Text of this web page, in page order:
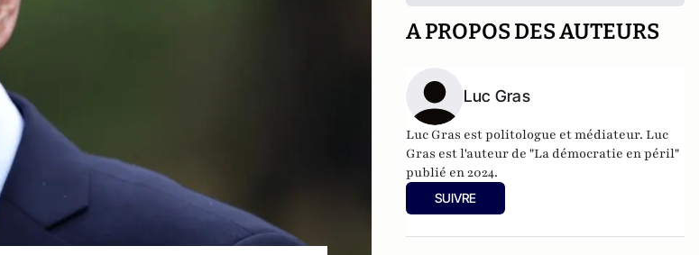
A PROPOS DES AUTEURS
Luc Gras
Luc Gras est politologue et médiateur. Luc
Gras est l'auteur de"La démocratie en péril"
publié en 2024.
SUIVRE